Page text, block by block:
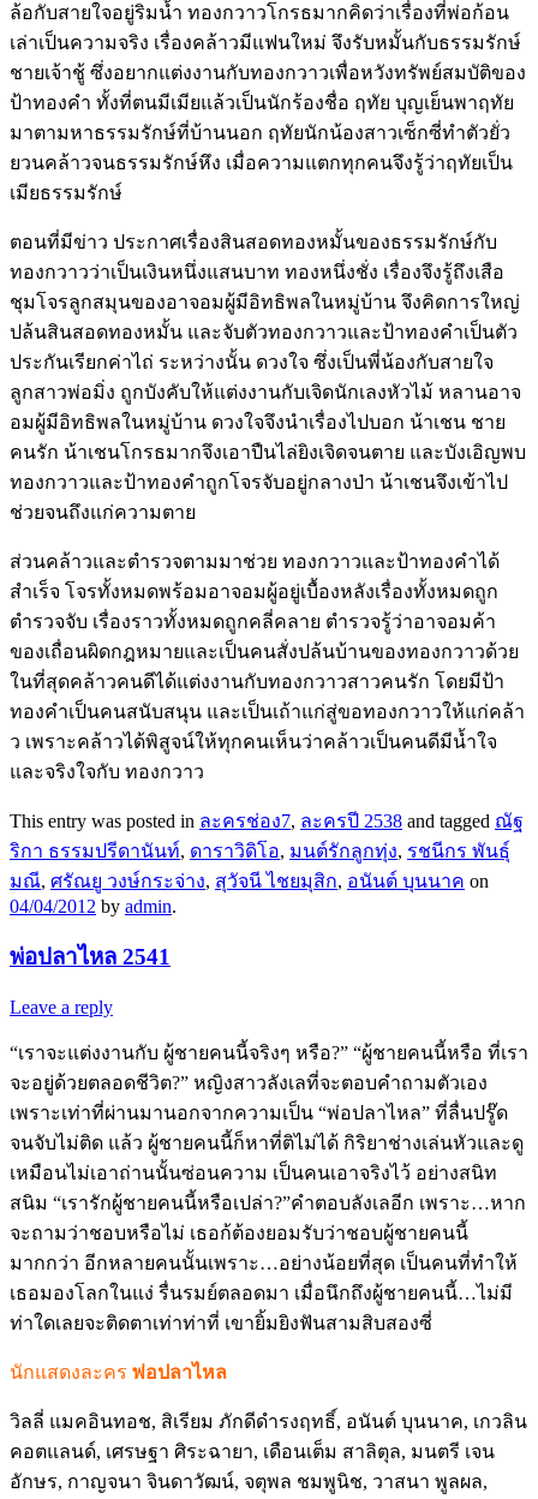
ล้อกับสายใจอยู่ริมน้ำ ทองกวาวโกรธมากคิดว่าเรื่องที่พ่อก้อน
เล่าเป็นความจริง เรื่องคล้าวมีแฟนใหม่ จึงรับหมั้นกับธรรมรักษ์
ชายเจ้าชู้ ซึ่งอยากแต่งงานกับทองกวาวเพื่อหวังทรัพย์สมบัติของ
ป้าทองคำ ทั้งที่ตนมีเมียแล้วเป็นนักร้องชื่อ ฤทัย บุญเย็นพาฤทัย
มาตามหาธรรมรักษ์ที่บ้านนอก ฤทัยนักน้องสาวเซ็กซี่ทำตัวยั่ว
ยวนคล้าวจนธรรมรักษ์หึง เมื่อความแตกทุกคนจึงรู้ว่าฤทัยเป็น
เมียธรรมรักษ์
ตอนที่มีข่าว ประกาศเรื่องสินสอดทองหมั้นของธรรมรักษ์กับ
ทองกวาวว่าเป็นเงินหนึ่งแสนบาท ทองหนึ่งชั่ง เรื่องจึงรู้ถึงเสือ
ชุมโจรลูกสมุนของอาจอมผู้มีอิทธิพลในหมู่บ้าน จึงคิดการใหญ่
ปล้นสินสอดทองหมั้น และจับตัวทองกวาวและป้าทองคำเป็นตัว
ประกันเรียกค่าไถ่ ระหว่างนั้น ดวงใจ ซึ่งเป็นพี่น้องกับสายใจ
ลูกสาวพ่อมิ่ง ถูกบังคับให้แต่งงานกับเจิดนักเลงหัวไม้ หลานอาจ
อมผู้มีอิทธิพลในหมู่บ้าน ดวงใจจึงนำเรื่องไปบอก น้าเชน ชาย
คนรัก น้าเชนโกรธมากจึงเอาปืนไล่ยิงเจิดจนตาย และบังเอิญพบ
ทองกวาวและป้าทองคำถูกโจรจับอยู่กลางป่า น้าเชนจึงเข้าไป
ช่วยจนถึงแก่ความตาย
ส่วนคล้าวและตำรวจตามมาช่วย ทองกวาวและป้าทองคำได้
สำเร็จ โจรทั้งหมดพร้อมอาจอมผู้อยู่เบื้องหลังเรื่องทั้งหมดถูก
ตำรวจจับ เรื่องราวทั้งหมดถูกคลี่คลาย ตำรวจรู้ว่าอาจอมค้า
ของเถื่อนผิดกฎหมายและเป็นคนสั่งปล้นบ้านของทองกวาวด้วย
ในที่สุดคล้าวคนดีได้แต่งงานกับทองกวาวสาวคนรัก โดยมีป้า
ทองคำเป็นคนสนับสนุน และเป็นเถ้าแก่สู่ขอทองกวาวให้แก่คล้า
ว เพราะคล้าวได้พิสูจน์ให้ทุกคนเห็นว่าคล้าวเป็นคนดีมีน้ำใจ
และจริงใจกับ ทองกวาว
This entry was posted in ละครช่อง7, ละครปี 2538 and tagged ณัฐ
ริกา ธรรมปรีดานันท์, ดาราวิดิโอ, มนต์รักลูกทุ่ง, รชนีกร พันธุ์
มณี, ศรัณยู วงษ์กระจ่าง, สุวัจนี ไชยมุสิก, อนันต์ บุนนาค on
04/04/2012 by admin.
พ่อปลาไหล 2541
Leave a reply
“เราจะแต่งงานกับ ผู้ชายคนนี้จริงๆ หรือ?” “ผู้ชายคนนี้หรือ ที่เรา
จะอยู่ด้วยตลอดชีวิต?” หญิงสาวลังเลที่จะตอบคำถามตัวเอง
เพราะเท่าที่ผ่านมานอกจากความเป็น “พ่อปลาไหล” ที่ลื่นปรู๊ด
จนจับไม่ติด แล้ว ผู้ชายคนนี้ก็หาที่ติไม่ได้ กิริยาช่างเล่นหัวและดู
เหมือนไม่เอาถ่านนั้นซ่อนความ เป็นคนเอาจริงไว้ อย่างสนิท
สนิม “เรารักผู้ชายคนนี้หรือเปล่า?”คำตอบลังเลอีก เพราะ…หาก
จะถามว่าชอบหรือไม่ เธอก้ต้องยอมรับว่าชอบผู้ชายคนนี้
มากกว่า อีกหลายคนนั้นเพราะ…อย่างน้อยที่สุด เป็นคนที่ทำให้
เธอมองโลกในแง่ รื่นรมย์ตลอดมา เมื่อนึกถึงผู้ชายคนนี้…ไม่มี
ท่าใดเลยจะติดตาเท่าท่าที่ เขายิ้มยิงฟันสามสิบสองซี่
นักแสดงละคร พ่อปลาไหล
วิลลี่ แมคอินทอช, สิเรียม ภักดีดำรงฤทธิ์, อนันต์ บุนนาค, เกวลิน
คอตแลนด์, เศรษฐา ศิระฉายา, เดือนเต็ม สาลิตุล, มนตรี เจน
อักษร, กาญจนา จินดาวัฒน์, จตุพล ชมพูนิช, วาสนา พูลผล,